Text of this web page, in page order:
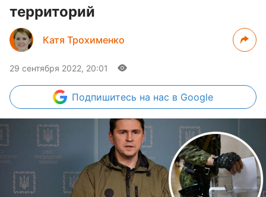
территорий
Катя Трохименко
29 сентября 2022, 20:01
Подпишитесь на нас в Google